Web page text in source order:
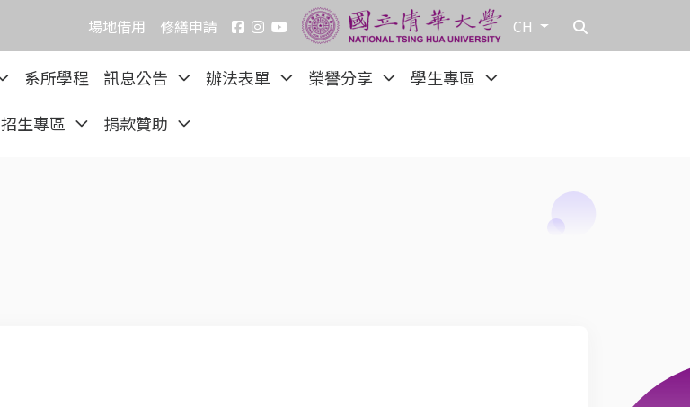
場地借用 修繕申請 CH
系所學程 訊息公告 辦法表單 榮譽分享
學生專區
招生專區 捐款贊助